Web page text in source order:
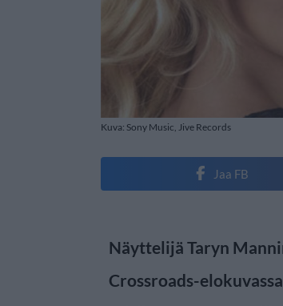
Kuva: Sony Music, Jive Records
Jaa FB
Näyttelijä Taryn
Crossroads-